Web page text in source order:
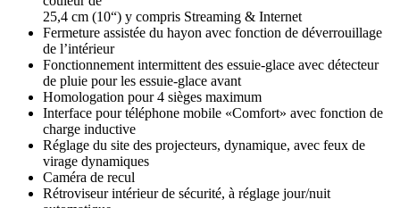
25,4 cm (10“) y compris Streaming & Internet
Fermeture assistée du hayon avec fonction de déverrouillage
de l’intérieur
Fonctionnement intermittent des essuie-glace avec détecteur
de pluie pour les essuie-glace avant
Homologation pour 4 sièges maximum
Interface pour téléphone mobile «Comfort» avec fonction de
charge inductive
Réglage du site des projecteurs, dynamique, avec feux de
virage dynamiques
Caméra de recul
Rétroviseur intérieur de sécurité, à réglage jour/nuit